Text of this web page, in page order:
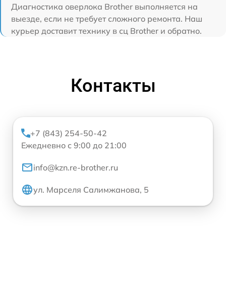
Диагностика оверлока Brother выполняется на
выезде, если не требует сложного ремонта. Наш
курьер доставит технику в сц Brother и обратно.
Контакты
+7 (843) 254-50-42
Ежедневно с 9:00 до 21:00
info@kzn.re-brother.ru
ул. Марселя Салимжанова, 5